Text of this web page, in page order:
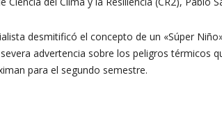
y
desmitificó el concepto de un «Súper
advertencia sobre los peligros térmicos
para el segundo semestre.